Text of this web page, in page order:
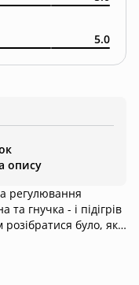
5.0
опису
регулювання
гнучка - і підігрів
розібратися було, як
зону своє,
Гарна